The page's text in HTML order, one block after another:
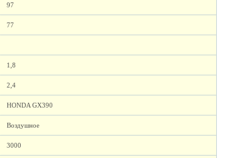
97
77
1,8
2,4
HONDA GX390
Воздушное
3000